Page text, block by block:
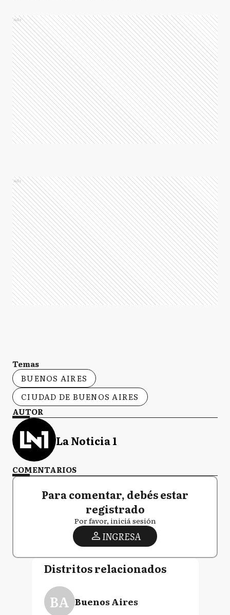
Ads
Ads
Temas
BUENOS AIRES
CIUDAD DE BUENOS AIRES
AUTOR
La Noticia 1
COMENTARIOS
Para comentar, debés estar
registrado
Por favor, iniciá sesión
INGRESA
Distritos relacionados
BA Buenos Aires